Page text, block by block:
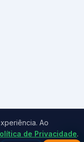
Ao
de Privacidade.